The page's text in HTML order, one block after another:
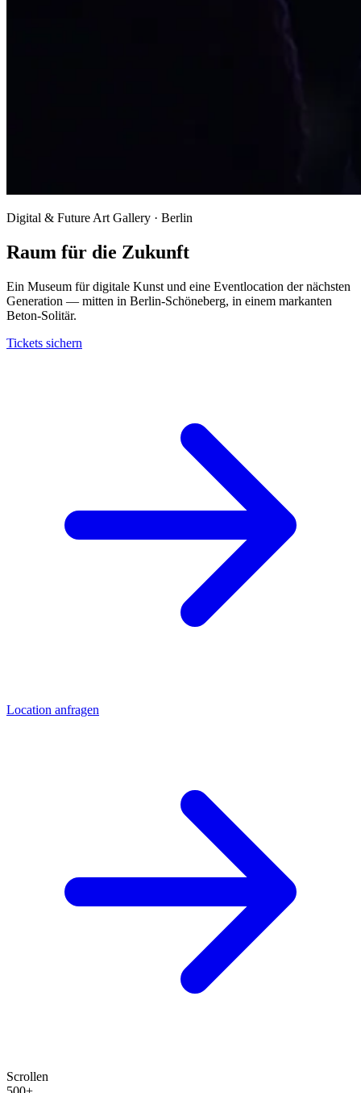
Digital & Future Art Gallery · Berlin
Raum für die Zukunft
Ein Museum für digitale Kunst und eine Eventlocation der nächsten
Generation — mitten in Berlin-Schöneberg, in einem markanten
Beton-Solitär.
Tickets sichern
Location anfragen
Scrollen